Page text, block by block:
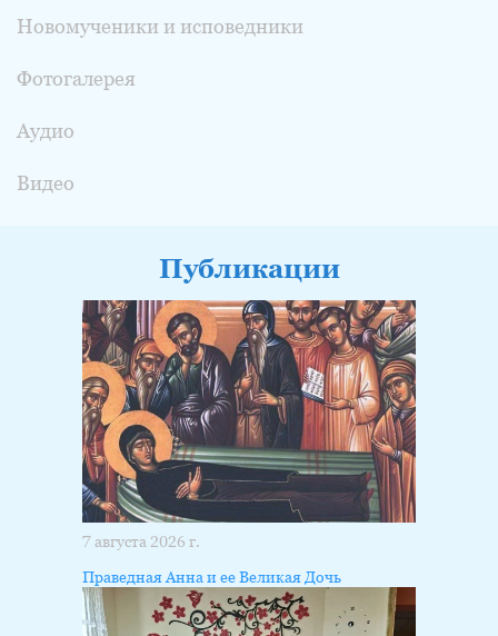
Новомученики и исповедники
Фотогалерея
Аудио
Видео
Публикации
7 августа 2026 г.
Праведная Анна и ее Великая Дочь